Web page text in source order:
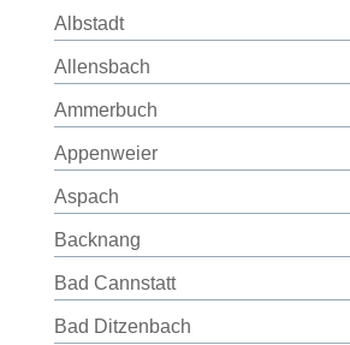
Albstadt
Allensbach
Ammerbuch
Appenweier
Aspach
Backnang
Bad Cannstatt
Bad Ditzenbach